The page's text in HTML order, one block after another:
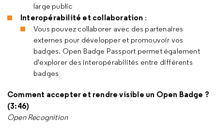
large public
Interopérabilité et collaboration :
Vous pouvez collaborer avec des partenaires
externes pour développer et promouvoir vos
badges. Open Badge Passport permet également
d'explorer des interopérabilités entre différents
badges
Comment accepter et rendre visible un Open Badge ?
(3:46)
Open Recognition